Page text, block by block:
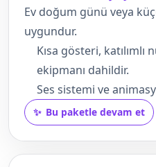
Ev doğum günü veya
uygundur.
Kısa gösteri,
ekipmanı dahildir.
Ses sistemi ve
Bu paketle devam et